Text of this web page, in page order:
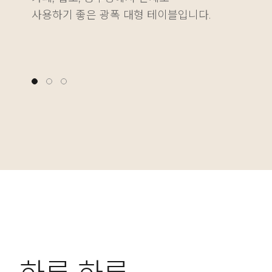
사용하기 좋은 광폭 대형 테이블입니다.
다양한 물건을 깔끔하게 정리하는 재미를 더해줍니다.
나에게 딱 맞는 높이를 자유롭게 설정할 수 있습니다.
사용하기 좋은 광폭 대형 테이블입니다.